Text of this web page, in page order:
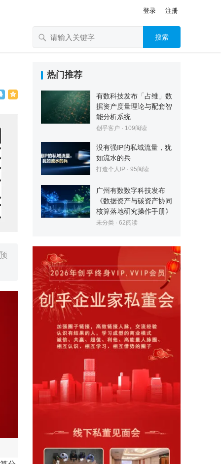
登录 注册
搜索
热门推荐
有数科技发布「占维」数
据资产度量理论与配套智
能分析系统
创乎客户 · 109阅读
没有强IP的私域流量，犹
如流水的兵
打造个人IP · 95阅读
广州有数数字科技发布
《数据资产与碳资产协同
核算落地研究操作手册》
未分类 · 62阅读